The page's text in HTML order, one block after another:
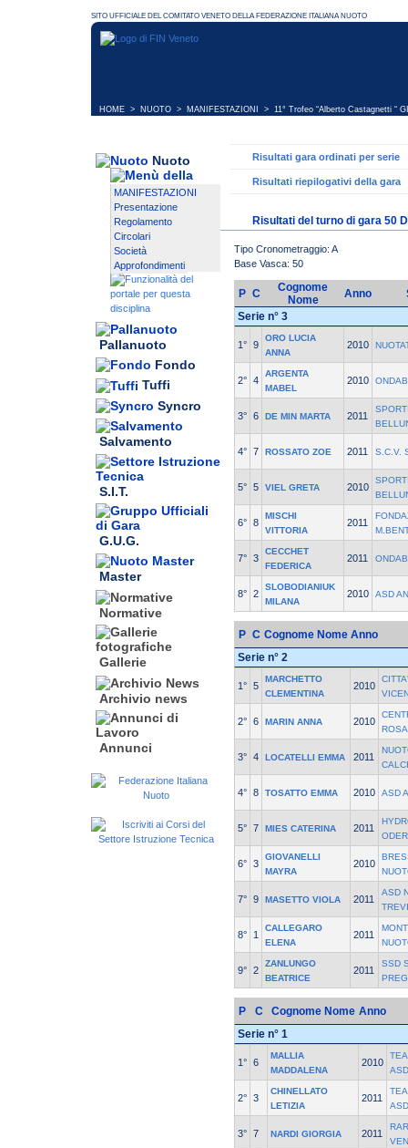
HOME > NUOTO > MANIFESTAZIONI > 11° Trofeo “Alberto Castagnetti “
Nuoto
MANIFESTAZIONI
Presentazione
Regolamento
Circolari
Società
Approfondimenti
Pallanuoto
Fondo
Tuffi
Syncro
Salvamento
S.I.T.
G.U.G.
Master
Normative
Gallerie
Archivio news
Annunci
Risultati gara ordinati per serie
Risultati riepilogativi della gara
Risultati del turno di gara 50
Tipo Cronometraggio: A
Base Vasca: 50
P C
Cognome
Nome
Anno
Serie n° 3
1° 9
ORO LUCIA
ANNA
2010
2° 4
ARGENTA
MABEL
2010
3° 6 DE MIN MARTA 2011
4° 7 ROSSATO ZOE 2011 S.C.V.
5° 5 VIEL GRETA 2010
6° 8
MISCHI
VITTORIA
2011
7° 3
CECCHET
FEDERICA
2011
8° 2
SLOBODIANIUK
MILANA
2010 ASD
P C Cognome Nome Anno
Serie n° 2
1° 5
MARCHETTO
CLEMENTINA
2010
2° 6 MARIN ANNA 2010
3° 4 LOCATELLI EMMA 2011
4° 8 TOSATTO EMMA 2010 ASD
5° 7 MIES CATERINA 2011
6° 3
GIOVANELLI
MAYRA
2010
7° 9 MASETTO VIOLA 2011
ASD
8° 1
CALLEGARO
ELENA
2011
9° 2
ZANLUNGO
BEATRICE
2011
SSD
P C Cognome Nome Anno
Serie n° 1
1° 6
MALLIA
MADDALENA
2010
ASD
2° 3
CHINELLATO
LETIZIA
2011
ASD
3° 7 NARDI GIORGIA 2011